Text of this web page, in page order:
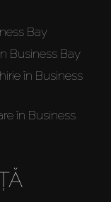
Bay
Business Bay
în Business
în Business